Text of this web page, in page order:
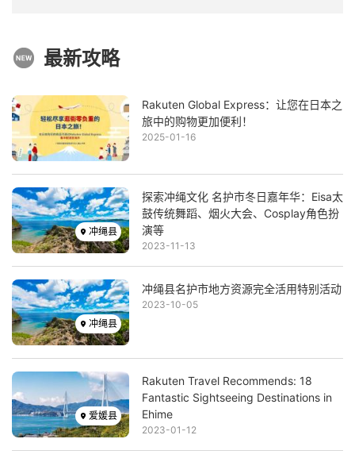
最新攻略
Image
Rakuten Global Express：让您在日本之
旅中的购物更加便利！
2025-01-16
Image
冲绳县
探索冲绳文化 名护市冬日嘉年华：Eisa太
鼓传统舞蹈、烟火大会、Cosplay角色扮
演等
2023-11-13
Image
冲绳县
冲绳县名护市地方资源完全活用特别活动
2023-10-05
Image
爱媛县
Rakuten Travel Recommends: 18
Fantastic Sightseeing Destinations in
Ehime
2023-01-12